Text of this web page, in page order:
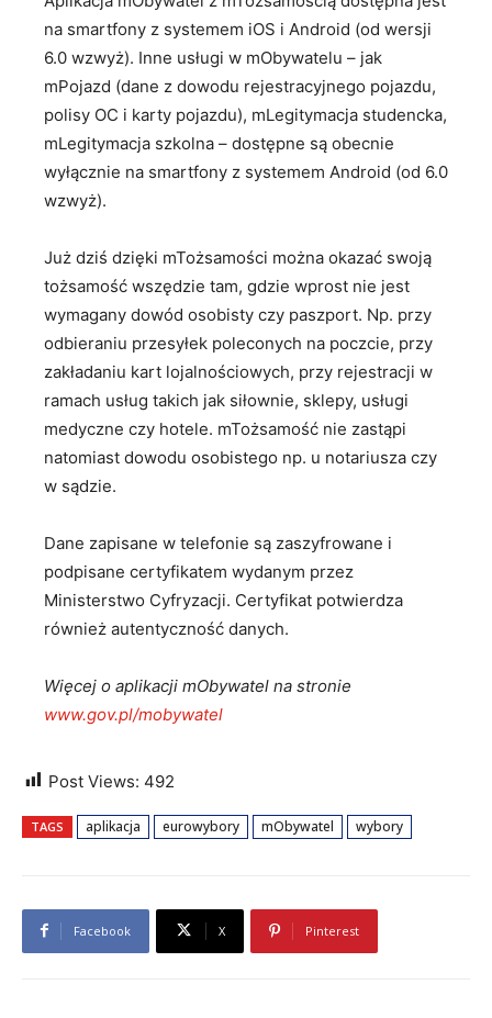
na smartfony z systemem iOS i Android (od wersji
6.0 wzwyż). Inne usługi w mObywatelu – jak
mPojazd (dane z dowodu rejestracyjnego pojazdu,
polisy OC i karty pojazdu), mLegitymacja studencka,
mLegitymacja szkolna – dostępne są obecnie
wyłącznie na smartfony z systemem Android (od 6.0
wzwyż).
Już dziś dzięki mTożsamości można okazać swoją
tożsamość wszędzie tam, gdzie wprost nie jest
wymagany dowód osobisty czy paszport. Np. przy
odbieraniu przesyłek poleconych na poczcie, przy
zakładaniu kart lojalnościowych, przy rejestracji w
ramach usług takich jak siłownie, sklepy, usługi
medyczne czy hotele. mTożsamość nie zastąpi
natomiast dowodu osobistego np. u notariusza czy
w sądzie.
Dane zapisane w telefonie są zaszyfrowane i
podpisane certyfikatem wydanym przez
Ministerstwo Cyfryzacji. Certyfikat potwierdza
również autentyczność danych.
Więcej o aplikacji mObywatel na stronie
www.gov.pl/mobywatel
Post Views: 492
TAGS aplikacja eurowybory mObywatel wybory
Facebook X Pinterest